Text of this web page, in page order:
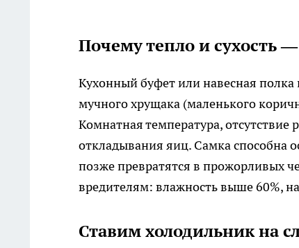
Почему тепло и сухость
Кухонный буфет или навесная
мучного хрущака (маленького
Комнатная температура,
откладывания яиц. Самка способна
позже превратятся в прожорливых
вредителям: влажность выше 60%,
Ставим холодильник на